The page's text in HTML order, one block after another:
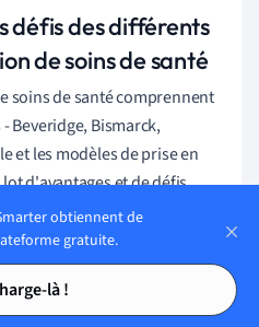
des matières
des matières
défis des différents
de soins de santé
soins de santé comprennent
Beveridge, Bismarck,
et les modèles de prise en
d'avantages et de défis,
économiques, les
de politique publique.
soins de santé est un cadre
obtiennent de
gratuite.
là !